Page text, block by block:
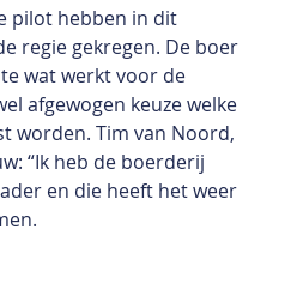
pilot hebben in dit
regie gekregen. De boer
wat werkt voor de
afgewogen keuze welke
worden. Tim van Noord,
“Ik heb de boerderij
en die heeft het weer